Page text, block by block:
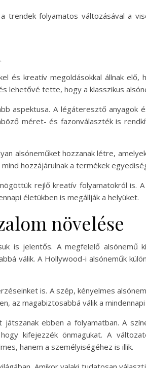
folyamatos változásával a
és kreatív megoldásokkal állnak elő,
lehetővé tette, hogy a klasszikus
aspektusa. A légáteresztő anyagok
méret- és fazonválaszték is
alsóneműket hozzanak létre,
hozzájárulnak a termékek
rejlő kreatív folyamatokról is.
életükben is megállják a helyüket.
növelése
is jelentős. A megfelelő alsónemű
válik. A Hollywood-i alsóneműk
is. A szép, kényelmes
az magabiztosabbá válik a
ebben a folyamatban. A
kifejezzék önmagukat. A
hanem a személyiségéhez is illik.